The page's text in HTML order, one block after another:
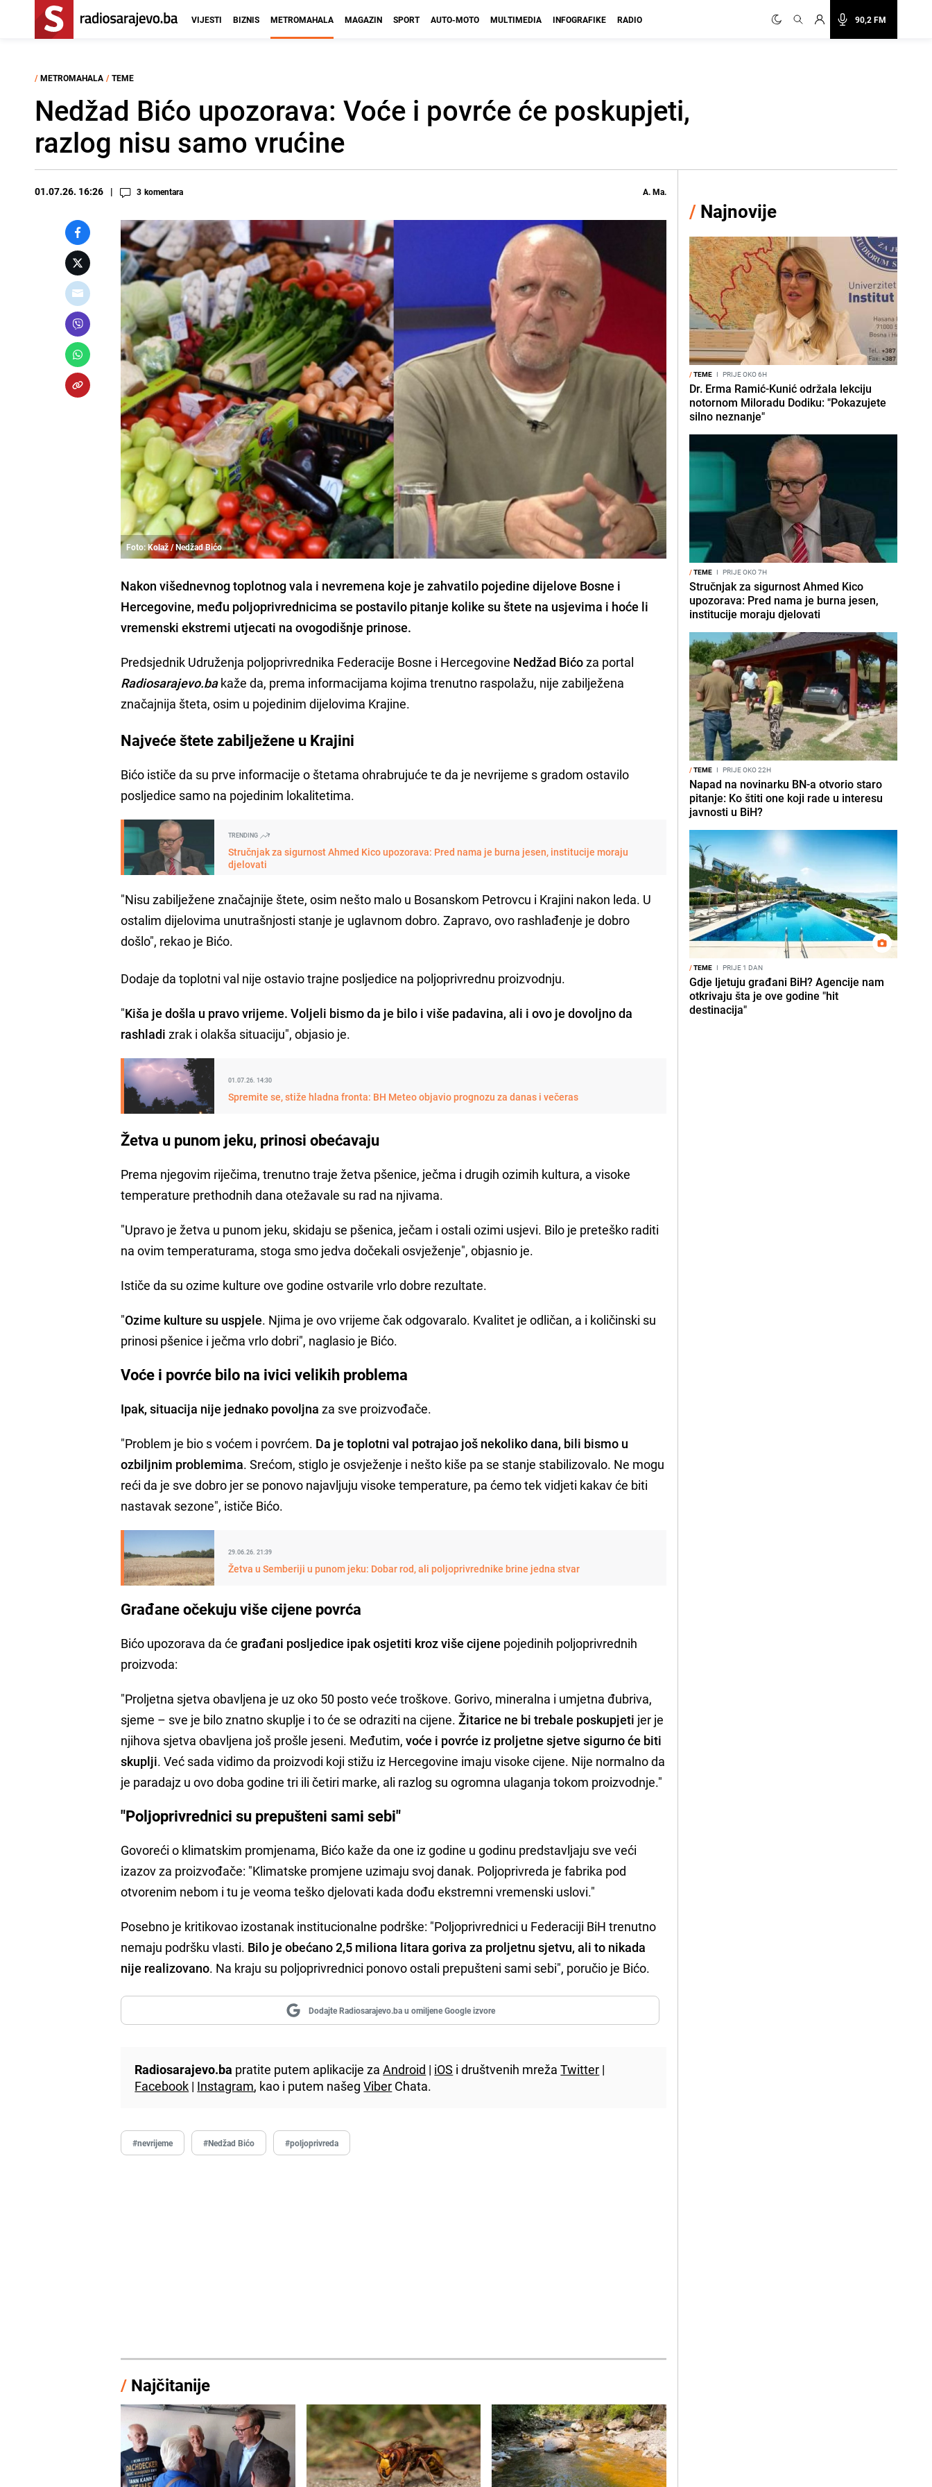
90,2 FM
VIJESTI BIZNIS METROMAHALA MAGAZIN SPORT AUTO-MOTO MULTIMEDIA INFOGRAFIKE RADIO
/ METROMAHALA / TEME
Nedžad Bićo upozorava: Voće i povrće će poskupjeti,
razlog nisu samo vrućine
01.07.26. 16:26 3 komentara A. Ma.
Foto: Kolaž / Nedžad Bićo
Nakon višednevnog toplotnog vala i nevremena koje je zahvatilo pojedine dijelove Bosne i
Hercegovine, među poljoprivrednicima se postavilo pitanje kolike su štete na usjevima i hoće li
vremenski ekstremi utjecati na ovogodišnje prinose.
Predsjednik Udruženja poljoprivrednika Federacije Bosne i Hercegovine Nedžad Bićoza portal
Radiosarajevo.bakaže da, prema informacijama kojima trenutno raspolažu, nije zabilježena
značajnija šteta, osim u pojedinim dijelovima Krajine.
Najveće štete zabilježene u Krajini
Bićo ističe da su prve informacije o štetama ohrabrujuće te da je nevrijeme s gradom ostavilo
posljedice samo na pojedinim lokalitetima.
TRENDING
Stručnjak za sigurnost Ahmed Kico upozorava: Pred nama je burna jesen, institucije moraju
djelovati
"Nisu zabilježene značajnije štete, osim nešto malo u Bosanskom Petrovcu i Krajini nakon leda. U
ostalim dijelovima unutrašnjosti stanje je uglavnom dobro. Zapravo, ovo rashlađenje je dobro
došlo", rekao je Bićo.
Dodaje da toplotni val nije ostavio trajne posljedice na poljoprivrednu proizvodnju.
"Kiša je došla u pravo vrijeme. Voljeli bismo da je bilo i više padavina, ali i ovo je dovoljno da
rashladi zrak i olakša situaciju", objasio je.
01.07.26. 14:30
Spremite se, stiže hladna fronta: BH Meteo objavio prognozu za danas i večeras
Žetva u punom jeku, prinosi obećavaju
Prema njegovim riječima, trenutno traje žetva pšenice, ječma i drugih ozimih kultura, a visoke
temperature prethodnih dana otežavale su rad na njivama.
"Upravo je žetva u punom jeku, skidaju se pšenica, ječam i ostali ozimi usjevi. Bilo je preteško raditi
na ovim temperaturama, stoga smo jedva dočekali osvježenje", objasnio je.
Ističe da su ozime kulture ove godine ostvarile vrlo dobre rezultate.
"Ozime kulture su uspjele. Njima je ovo vrijeme čak odgovaralo. Kvalitet je odličan, a i količinski su
prinosi pšenice i ječma vrlo dobri", naglasio je Bićo.
Voće i povrće bilo na ivici velikih problema
Ipak, situacija nije jednako povoljna za sve proizvođače.
"Problem je bio s voćem i povrćem. Da je toplotni val potrajao još nekoliko dana, bili bismo u
ozbiljnim problemima. Srećom, stiglo je osvježenje i nešto kiše pa se stanje stabilizovalo. Ne mogu
reći da je sve dobro jer se ponovo najavljuju visoke temperature, pa ćemo tek vidjeti kakav će biti
nastavak sezone", ističe Bićo.
29.06.26. 21:39
Žetva u Semberiji u punom jeku: Dobar rod, ali poljoprivrednike brine jedna stvar
Građane očekuju više cijene povrća
Bićo upozorava da ćegrađani posljedice ipak osjetiti kroz više cijene pojedinih poljoprivrednih
proizvoda:
"Proljetna sjetva obavljena je uz oko 50 posto veće troškove. Gorivo, mineralna i umjetna đubriva,
sjeme – sve je bilo znatno skuplje i to će se odraziti na cijene.Žitarice ne bi trebale poskupjeti jer je
njihova sjetva obavljena još prošle jeseni. Međutim,voće i povrće iz proljetne sjetve sigurno će biti
skuplji. Već sada vidimo da proizvodi koji stižu iz Hercegovine imaju visoke cijene. Nije normalno da
je paradajz u ovo doba godine tri ili četiri marke, ali razlog su ogromna ulaganja tokom proizvodnje."
"Poljoprivrednici su prepušteni sami sebi"
Govoreći o klimatskim promjenama, Bićo kaže da one iz godine u godinu predstavljaju sve veći
izazov za proizvođače: "Klimatske promjene uzimaju svoj danak. Poljoprivreda je fabrika pod
otvorenim nebom i tu je veoma teško djelovati kada dođu ekstremni vremenski uslovi."
Posebno je kritikovao izostanak institucionalne podrške: "Poljoprivrednici u Federaciji BiH trenutno
nemaju podršku vlasti. Bilo je obećano 2,5 miliona litara goriva za proljetnu sjetvu, ali to nikada
nije realizovano. Na kraju su poljoprivrednici ponovo ostali prepušteni sami sebi", poručio je Bićo.
Dodajte Radiosarajevo.ba u omiljene Google izvore
Radiosarajevo.ba pratite putem aplikacije zaAndroid | iOS i društvenih mrežaTwitter |
Facebook | Instagram, kao i putem našegViber Chata.
#nevrijeme #Nedžad Bićo #poljoprivreda
/ Najčitanije
/ Najnovije
/TEME I PRIJE OKO 6H
Dr. Erma Ramić-Kunić održala lekciju
notornom Miloradu Dodiku: "Pokazujete
silno neznanje"
/TEME I PRIJE OKO 7H
Stručnjak za sigurnost Ahmed Kico
upozorava: Pred nama je burna jesen,
institucije moraju djelovati
/TEME I PRIJE OKO 22H
Napad na novinarku BN-a otvorio staro
pitanje: Ko štiti one koji rade u interesu
javnosti u BiH?
/TEME I PRIJE 1 DAN
Gdje ljetuju građani BiH? Agencije nam
otkrivaju šta je ove godine "hit
destinacija"